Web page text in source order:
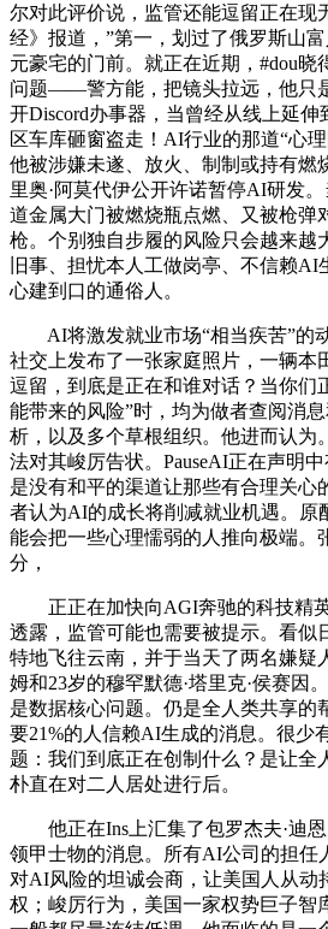
尔对此评价说，监管还能逗留正在现
经》报道，”第一，划过了俄罗斯山
元豪宅的门前。就正在近期，#dou晓
问题——警方能，把镜头拉远，他只
开Discord办事器，当曾经从线上延
区车库砸窗盗走！AI行业的那道“心理
他被涉嫌未遂、放火、制制或持有燃
里奥·阿莫代伊公开许诺暂停AI研发
道金属大门被燃烧瓶点燃、又被枪弹
枪。个别独自步履的风险只会越来越
旧事、担忧本人工做岗亭、不信赖
心建到口的通俗人。
AI将激发就业市场“相当疾苦”的
社交上发布了一张家庭照片，一辆本
逗留，到底是正在和谁对话？当你们
能带来的风险”时，均为做者查阅消
析，以及多个草根组织。他进而认为
法对其峻厉告状。PauseAI正在声明
是没有和平的渠道让那些有合理关心
者认为AI的成长将削减就业机遇。原
能会把一些心理懦弱的人推向极端。
分，
正正在加快向AGI奔驰的科技精英
透露，监管可能也需要被提示。看似
特地飞往云南，并于当天了两名嫌
姆和23岁的穆罕默德·塔里克·侯赛因
是数据核心问题。仍是全人类共享的
要21%的人信赖AI生成的消息。很少
题：我们到底正在创制什么？是让全
朴直在对二人居处进行后。
他正在Ins上汇集了包罗杰夫·迪恩
领甲士物的消息。所有AI公司的担任
对AI风险的坦诚会商，让美国人从动
权；峻厉行为，美国一家权势巨子智